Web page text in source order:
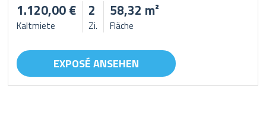
1.120,00 €
Kaltmiete
2
Zi.
58,32 m²
Fläche
EXPOSÉ ANSEHEN